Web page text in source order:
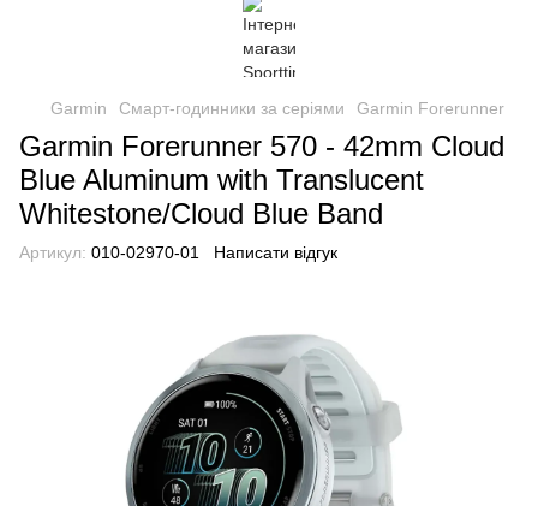
Garmin Смарт-годинники за серіями Garmin Forerunner
Garmin Forerunner 570 - 42mm Cloud
Blue Aluminum with Translucent
Whitestone/Cloud Blue Band
Артикул: 010-02970-01 Написати відгук